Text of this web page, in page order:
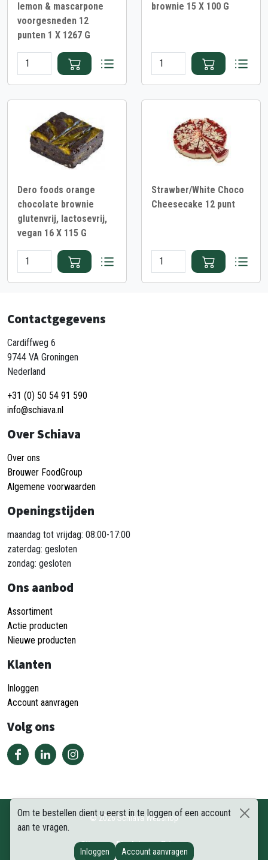
lemon & mascarpone
voorgesneden 12
punten 1 X 1267 G
brownie 15 X 100 G
Dero foods orange
chocolate brownie
glutenvrij, lactosevrij,
vegan 16 X 115 G
Strawber/White Choco
Cheesecake 12 punt
Om te bestellen dient u eerst in te loggen of een account
aan te vragen.
Inloggen Account aanvragen
Contactgegevens
Cardiffweg 6
9744 VA Groningen
Nederland
+31 (0) 50 54 91 590
info@schiava.nl
Over Schiava
Over ons
Brouwer FoodGroup
Algemene voorwaarden
Openingstijden
maandag tot vrijdag: 08:00-17:00
zaterdag: gesloten
zondag: gesloten
Ons aanbod
Assortiment
Actie producten
Nieuwe producten
Klanten
Inloggen
Account aanvragen
Volg ons
©2026Schiava Webshop
Sitemap Disclaimer Privacy